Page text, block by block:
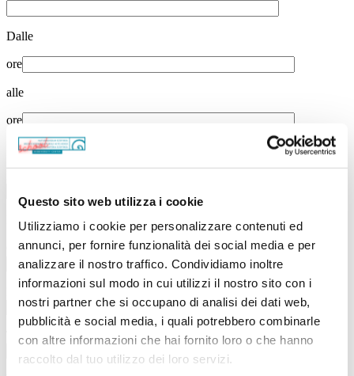
Questo sito web utilizza i cookie
Utilizziamo i cookie per personalizzare contenuti ed
annunci, per fornire funzionalità dei social media e per
analizzare il nostro traffico. Condividiamo inoltre
informazioni sul modo in cui utilizzi il nostro sito con i
nostri partner che si occupano di analisi dei dati web,
pubblicità e social media, i quali potrebbero combinarle
con altre informazioni che hai fornito loro o che hanno
raccolto dal tuo utilizzo dei loro servizi.
Dalle
ore
alle
ore
Scuola
Località
Classe(p.e. 1A, 1B ...)
Numero di studenti
Tipo di scuola*